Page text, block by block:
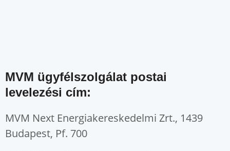
MVM ügyfélszolgálat postai
levelezési cím:
MVM Next Energiakereskedelmi Zrt., 1439
Budapest, Pf. 700